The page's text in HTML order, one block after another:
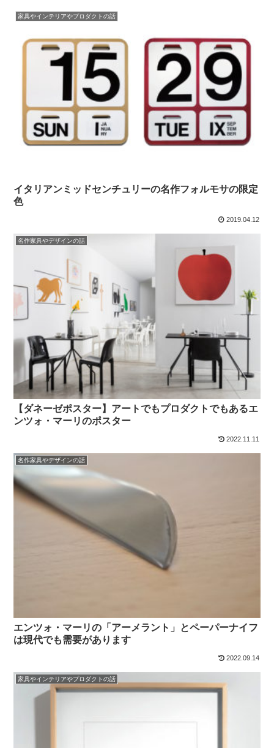
家具やインテリアやプロダクトの話
イタリアンミッドセンチュリーの名作フォルモサの限定
色
2019.04.12
名作家具やデザインの話
【ダネーゼポスター】アートでもプロダクトでもあるエ
ンツォ・マーリのポスター
2022.11.11
名作家具やデザインの話
エンツォ・マーリの「アーメラント」とペーパーナイフ
は現代でも需要があります
2022.09.14
家具やインテリアやプロダクトの話